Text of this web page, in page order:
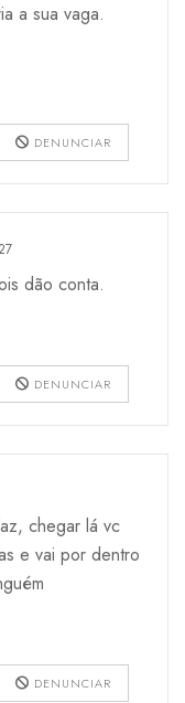
a sua vaga.
DENUNCIAR
dão conta.
DENUNCIAR
chegar lá vc
e vai por dentro
DENUNCIAR